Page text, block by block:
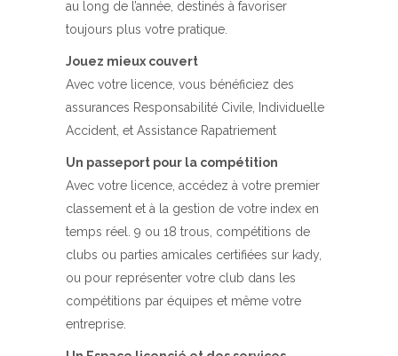
au long de l’année, destinés à favoriser
toujours plus votre pratique.
Jouez mieux couvert
Avec votre licence, vous bénéficiez des
assurances Responsabilité Civile, Individuelle
Accident, et Assistance Rapatriement
Un passeport pour la compétition
Avec votre licence, accédez à votre premier
classement et à la gestion de votre index en
temps réel. 9 ou 18 trous, compétitions de
clubs ou parties amicales certifiées sur kady,
ou pour représenter votre club dans les
compétitions par équipes et même votre
entreprise.